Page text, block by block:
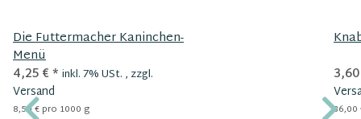
Die Futtermacher Kaninchen-
Menü
4,25 €* inkl. 7% USt. , zzgl.
Versand
8,50 € pro 1000 g 36,00